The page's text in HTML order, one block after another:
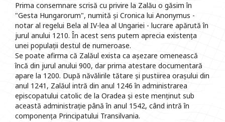
Prima consemnare scrisă cu privire la Zalău o găsim în
"Gesta Hungarorum", numită și Cronica lui Anonymus -
notar al regelui Bela al IV-lea al Ungariei - lucrare apărută în
jurul anului 1210. În acest sens putem aprecia existența
unei populații destul de numeroase.
Se poate afirma că Zalăul exista ca așezare omenească
încă din jurul anului 900, dar prima atestare documentară
apare la 1200. După năvălirile tătare și pustiirea orașului din
anul 1241, Zalăul intră din anul 1246 în administrarea
episcopatului catolic de la Oradea și este menținut sub
această administrație până în anul 1542, când intră în
componența Principatului Transilvania.